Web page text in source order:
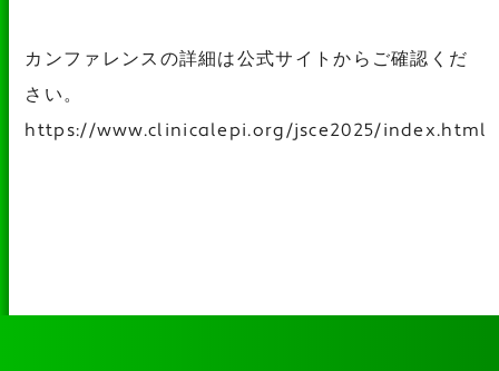
カンファレンスの詳細は公式サイトからご確認くだ
さい。
https://www.clinicalepi.org/jsce2025/index.html